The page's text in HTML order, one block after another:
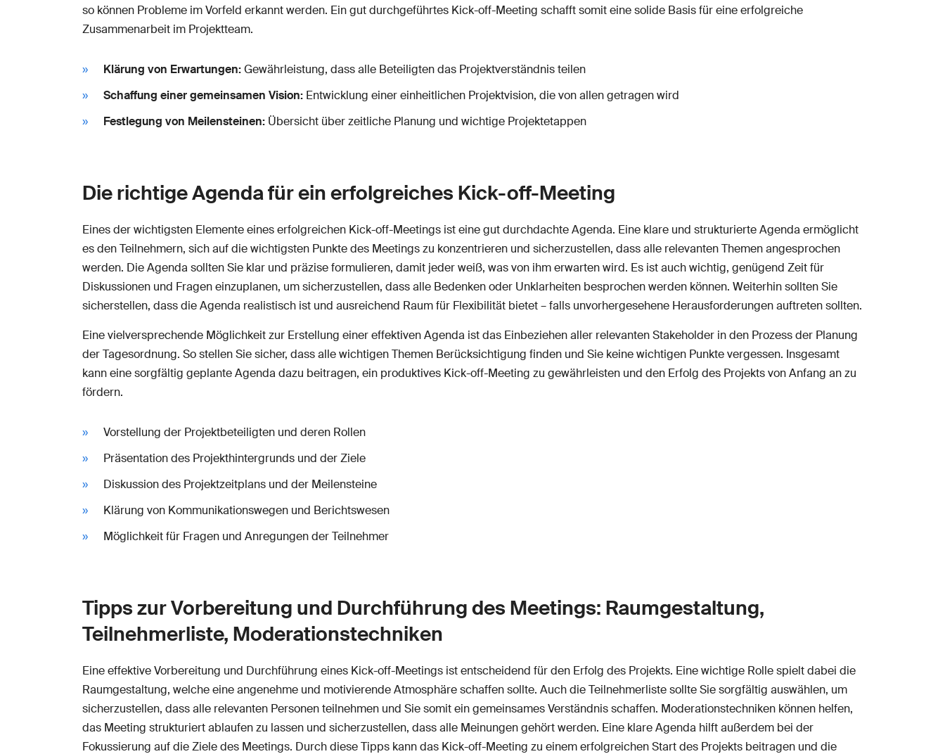
so können Probleme im Vorfeld erkannt werden. Ein gut durchgeführtes Kick-off-Meeting schafft somit eine solide Basis für eine erfolgreiche
Zusammenarbeit im Projektteam.
Klärung von Erwartungen:Gewährleistung, dass alle Beteiligten das Projektverständnis teilen
Schaffung einer gemeinsamen Vision: Entwicklung einer einheitlichen Projektvision, die von allen getragen wird
Festlegung von Meilensteinen: Übersicht über zeitliche Planung und wichtige Projektetappen
Die richtige Agenda für ein erfolgreiches Kick-off-Meeting
Eines der wichtigsten Elemente eines erfolgreichen Kick-off-Meetings ist eine gut durchdachte Agenda. Eine klare und strukturierte Agenda ermöglicht
es den Teilnehmern, sich auf die wichtigsten Punkte des Meetings zu konzentrieren und sicherzustellen, dass alle relevanten Themen angesprochen
werden. Die Agenda sollten Sie klar und präzise formulieren, damit jeder weiß, was von ihm erwarten wird. Es ist auch wichtig, genügend Zeit für
Diskussionen und Fragen einzuplanen, um sicherzustellen, dass alle Bedenken oder Unklarheiten besprochen werden können. Weiterhin sollten Sie
sicherstellen, dass die Agenda realistisch ist und ausreichend Raum für Flexibilität bietet – falls unvorhergesehene Herausforderungen auftreten sollten.
Eine vielversprechende Möglichkeit zur Erstellung einer effektiven Agenda ist das Einbeziehen aller relevanten Stakeholder in den Prozess der Planung
der Tagesordnung. So stellen Sie sicher, dass alle wichtigen Themen Berücksichtigung finden und Sie keine wichtigen Punkte vergessen. Insgesamt
kann eine sorgfältig geplante Agenda dazu beitragen, ein produktives Kick-off-Meeting zu gewährleisten und den Erfolg des Projekts von Anfang an zu
fördern.
Vorstellung der Projektbeteiligten und deren Rollen
Präsentation des Projekthintergrunds und der Ziele
Diskussion des Projektzeitplans und der Meilensteine
Klärung von Kommunikationswegen und Berichtswesen
Möglichkeit für Fragen und Anregungen der Teilnehmer
Tipps zur Vorbereitung und Durchführung des Meetings: Raumgestaltung,
Teilnehmerliste, Moderationstechniken
Eine effektive Vorbereitung und Durchführung eines Kick-off-Meetings ist entscheidend für den Erfolg des Projekts. Eine wichtige Rolle spielt dabei die
Raumgestaltung, welche eine angenehme und motivierende Atmosphäre schaffen sollte. Auch die Teilnehmerliste sollte Sie sorgfältig auswählen, um
sicherzustellen, dass alle relevanten Personen teilnehmen und Sie somit ein gemeinsames Verständnis schaffen. Moderationstechniken können helfen,
das Meeting strukturiert ablaufen zu lassen und sicherzustellen, dass alle Meinungen gehört werden. Eine klare Agenda hilft außerdem bei der
Fokussierung auf die Ziele des Meetings. Durch diese Tipps kann das Kick-off-Meeting zu einem erfolgreichen Start des Projekts beitragen und die